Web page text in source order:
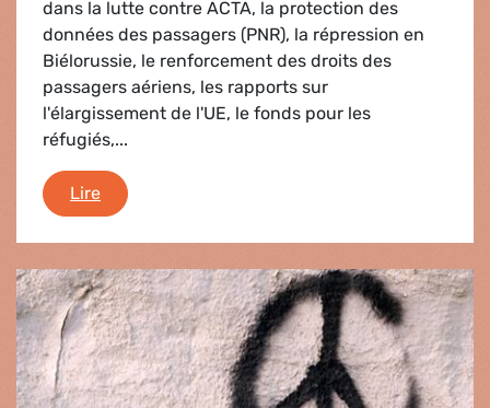
dans la lutte contre ACTA, la protection des
données des passagers (PNR), la répression en
Biélorussie, le renforcement des droits des
passagers aériens, les rapports sur
l'élargissement de l'UE, le fonds pour les
réfugiés,...
LireDebriefing